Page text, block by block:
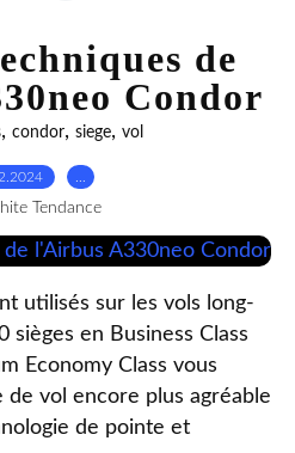
de
Condor
, condor, siege, vol
Tendance
utilisés sur les vols long-
sièges en Business Class
Economy Class vous
vol encore plus agréable
de pointe et